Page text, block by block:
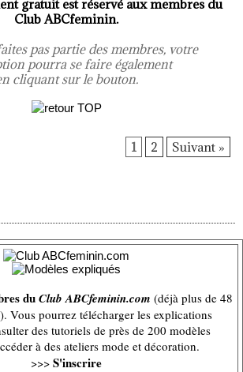
gratuit est réservé aux membres du
Club ABCfeminin.
pas partie des membres, votre
pourra se faire également
cliquant sur le bouton.
1 2 Suivant »
duClub ABCfeminin.com (déjà plus de 48
Vous pourrez télécharger les explications
des tutoriels de près de 200 modèles
à des ateliers mode et décoration.
>>> S'inscrire